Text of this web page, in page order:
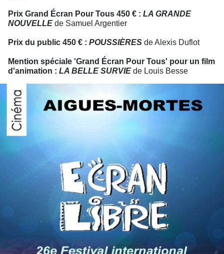
Prix Grand Écran Pour Tous 450 € : LA GRANDE
NOUVELLE de Samuel Argentier
Prix du public 450 € : POUSSIÈRES de Alexis Duflot
Mention spéciale 'Grand Écran Pour Tous' pour un film
d'animation : LA BELLE SURVIE de Louis Besse